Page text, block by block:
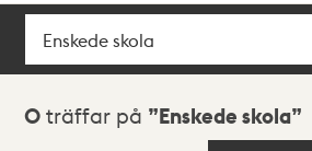
Sök
Sökresultat
0 träffar på Enskede skola